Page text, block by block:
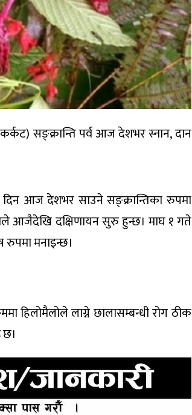
सङ्क्रान्ति पर्व आज देशभर स्नान, दान
दिन आज देशभर साउने सङ्क्रान्तिका रुपमा
आजैदेखि दक्षिणायन सुरु हुन्छ। माघ १ गते
मनाइन्छ।
हिलोमैलोले लाग्ने छालासम्बन्धी रोग ठीक
छ।